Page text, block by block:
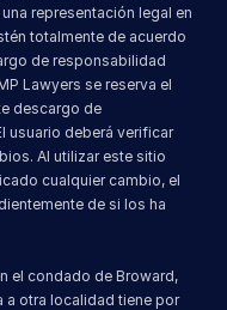
representación legal en
totalmente de acuerdo
de responsabilidad
Lawyers se reserva el
descargo de
usuario deberá verificar
Al utilizar este sitio
cualquier cambio, el
de si los ha
el condado de Broward,
a otra localidad tiene por